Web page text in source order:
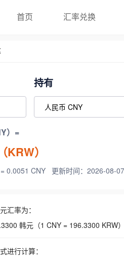
首页 汇率兑换
持有
）=
KRW）
0.0051 CNY 更新时间：2026-08-
汇率为：
韩元（1 CNY = 196.3300 KRW
进行计算：